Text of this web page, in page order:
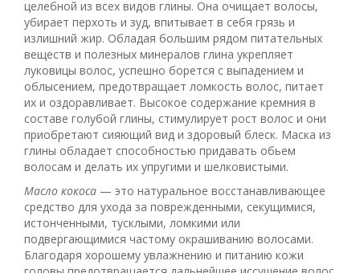
целебной из всех видов глины. Она очищает волосы,
убирает перхоть и зуд, впитывает в себя грязь и
излишний жир. Обладая большим рядом питательных
веществ и полезных минералов глина укрепляет
луковицы волос, успешно борется с выпадением и
облысением, предотвращает ломкость волос, питает
их и оздоравливает. Высокое содержание кремния в
составе голубой глины, стимулирует рост волос и они
приобретают сияющий вид и здоровый блеск. Маска из
глины обладает способностью придавать обьем
волосам и делать их упругими и шелковистыми.
Масло кокоса — это натуральное восстанавливающее
средство для ухода за поврежденными, секущимися,
истонченными, тусклыми, ломкими или
подвергающимися частому окрашиванию волосами.
Благодаря хорошему увлажнению и питанию кожи